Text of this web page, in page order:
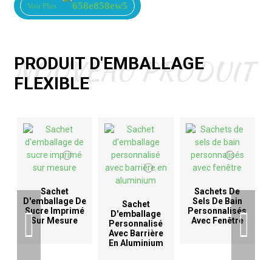
Voir Plus
PRODUIT D'EMBALLAGE
FLEXIBLE
NOUVEAU PRODUIT
Sachet
D'emballage De
Sucre Imprimé
Sur Mesure
Sachet
D'emballage
Personnalisé
Avec Barrière
En Aluminium
Sachets De
Sels De Bain
Personnalisés
Avec Fenêtre